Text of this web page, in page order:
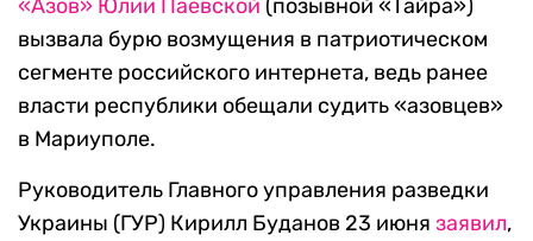
«Азов» Юлии Паевской (позывной «Тайра»)
вызвала бурю возмущения в патриотическом
сегменте российского интернета, ведь ранее
власти республики обещали судить «азовцев»
в Мариуполе.
Руководитель Главного управления разведки
Украины (ГУР) Кирилл Буданов 23 июня заявил,